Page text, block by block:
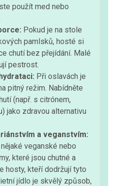
použít med nebo
Pokud je na stole
pamlsků, hosté si
chutí bez přejídání. Malé
pestrost.
Při oslavách je
pitný režim. Nabídněte
(např. s citrónem,
jako zdravou alternativu
a veganstvím:
veganské nebo
které jsou chutné a
hosty, kteří dodržují tyto
jídlo je skvělý způsob,